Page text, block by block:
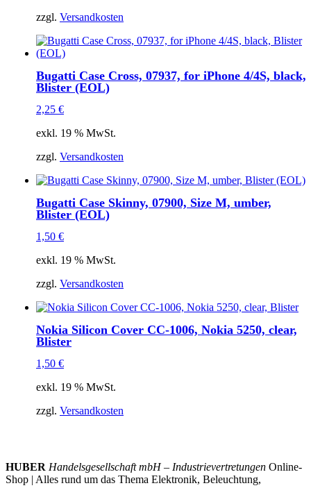
zzgl. Versandkosten
Bugatti Case Cross, 07937, for iPhone 4/4S, black,
Blister (EOL)
2,25 €
exkl. 19 % MwSt.
zzgl. Versandkosten
Bugatti Case Skinny, 07900, Size M, umber,
Blister (EOL)
1,50 €
exkl. 19 % MwSt.
zzgl. Versandkosten
Nokia Silicon Cover CC-1006, Nokia 5250, clear,
Blister
1,50 €
exkl. 19 % MwSt.
zzgl. Versandkosten
HUBER Handelsgesellschaft mbH – Industrievertretungen Online-
Shop | Alles rund um das Thema Elektronik, Beleuchtung,